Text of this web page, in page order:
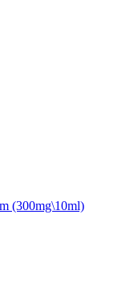
(300mg\10ml)